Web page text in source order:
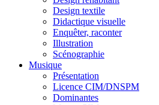
Design textile
Didactique visuelle
Enquêter, raconter
Illustration
Scénographie
Musique
Présentation
Licence CIM/DNSPM
Dominantes